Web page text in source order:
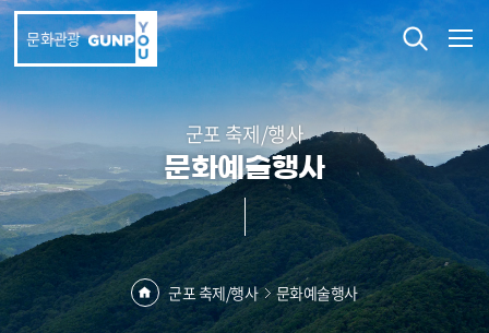
본문 바로가기
문화관광
군포 축제/행사
문화예술행사
군포 축제/행사 문화예술행사